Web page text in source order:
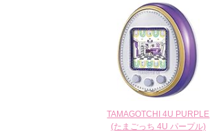
TAMAGOTCHI 4U PURPLE
(たまごっち 4U パープル)